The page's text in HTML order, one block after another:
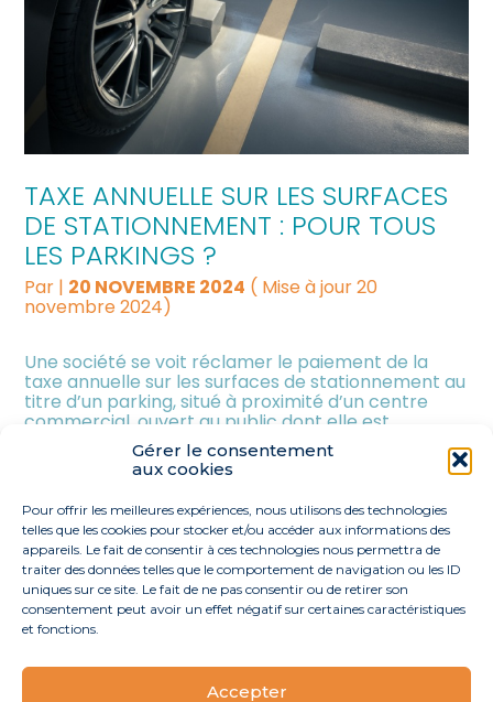
Gérer le consentement
aux cookies
Pour offrir les meilleures expériences, nous utilisons des technologies
telles que les cookies pour stocker et/ou accéder aux informations des
appareils. Le fait de consentir à ces technologies nous permettra de
traiter des données telles que le comportement de navigation ou les ID
uniques sur ce site. Le fait de ne pas consentir ou de retirer son
consentement peut avoir un effet négatif sur certaines caractéristiques
et fonctions.
Accepter
TAXE ANNUELLE SUR LES SURFACES
DE STATIONNEMENT : POUR TOUS
LES PARKINGS ?
Par | 20 NOVEMBRE 2024 ( Mise à jour 20
novembre 2024)
Une société se voit réclamer le paiement de la
taxe annuelle sur les surfaces de stationnement au
titre d’un parking, situé à proximité d’un centre
commercial, ouvert au public dont elle est
propriétaire en Ile-de-France. Sauf que ce parking
échappe à cette taxe, estime la société… Qu’en
pense le juge ?
Navigation
actualités
< 1 … 31 32 33 … 54 >